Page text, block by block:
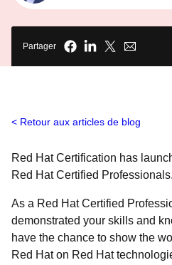
Partager
Retour aux articles de blog
Red Hat Certification has
Red Hat Certified Professionals.
As a Red Hat Certified
demonstrated your skills and
have the chance to show the
Red Hat on Red Hat